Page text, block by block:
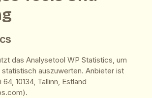
das Analysetool WP Statistics, um
auszuwerten. Anbieter ist
10134, Tallinn, Estland
).